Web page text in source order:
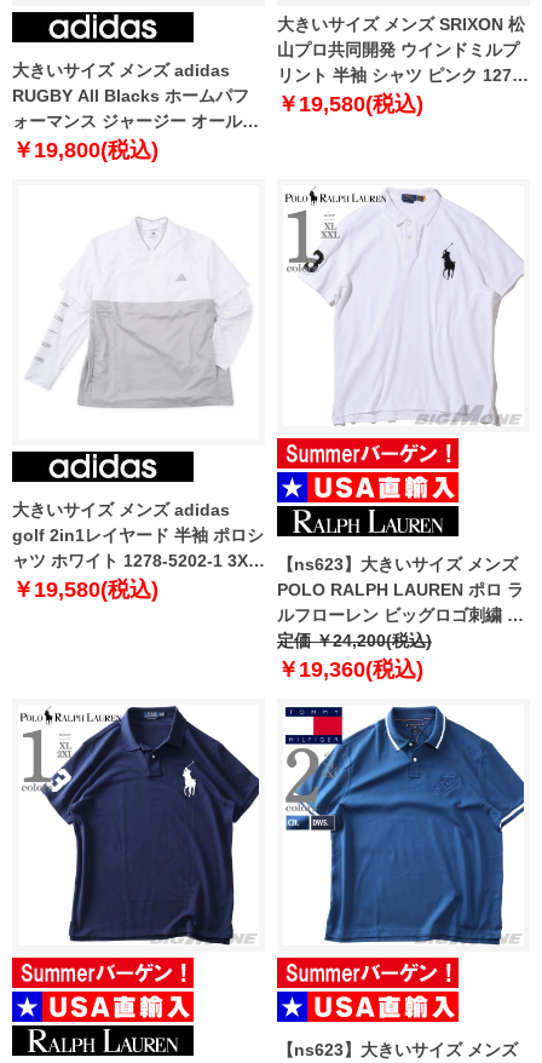
大きいサイズ メンズ adidas
RUGBY All Blacks ホームパフ
ォーマンス ジャージー オールブ
ラック 1248-4300-1 4XL 6XL
￥19,800(税込)
大きいサイズ メンズ SRIXON 松
山プロ共同開発 ウインドミルプ
リント 半袖 シャツ ピンク 1278-
4245-3 3L 4L 5L 6L
￥19,580(税込)
大きいサイズ メンズ adidas
golf 2in1レイヤード 半袖 ポロシ
ャツ ホワイト 1278-5202-1 3XL
4XL 5XL
￥19,580(税込)
【ns623】大きいサイズ メンズ
POLO RALPH LAUREN ポロ ラ
ルフローレン ビッグロゴ刺繍 鹿
の子 半袖 ポロシャツ USA直輸入
710688969-003
定価 ￥24,200(税込)
￥19,360(税込)
【ns623】大きいサイズ メンズ